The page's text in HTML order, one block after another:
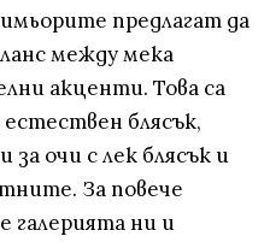
предлагат да
между мека
акценти. Това са
блясък,
очи с лек блясък и
За повече
галерията ни и